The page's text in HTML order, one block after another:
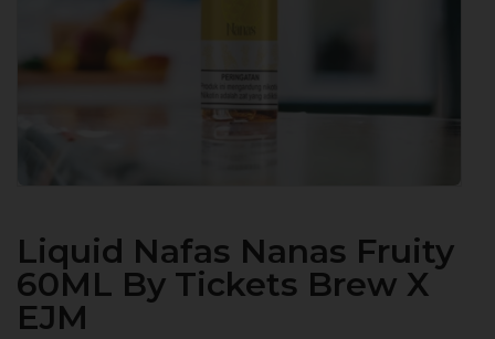
Liquid Nafas Nanas Fruity
60ML By Tickets Brew X
EJM